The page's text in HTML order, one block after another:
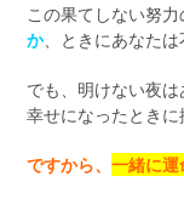
この果てしない努
か、ときにあなたは
でも、明けない夜
幸せになったときに
ですから、一緒に運